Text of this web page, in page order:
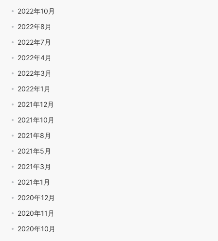
2022年10月
2022年8月
2022年7月
2022年4月
2022年3月
2022年1月
2021年12月
2021年10月
2021年8月
2021年5月
2021年3月
2021年1月
2020年12月
2020年11月
2020年10月